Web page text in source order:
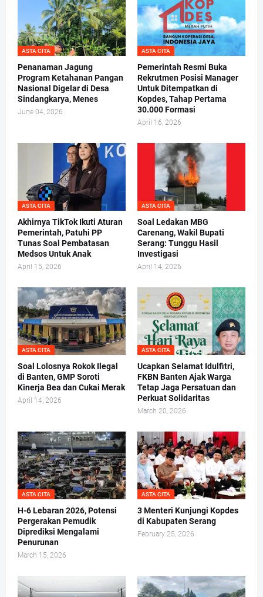
ASTA CITA
Penanaman Jagung
Program Ketahanan Pangan
Nasional Digelar di Desa
Sindangkarya, Menes
June 04, 2026
ASTA CITA
Pemerintah Resmi Buka
Rekrutmen Posisi Manager
Untuk Ditempatkan di
Kopdes, Tahap Pertama
30.000 Formasi
April 16, 2026
ASTA CITA
Akhirnya TikTok Ikuti Aturan
Pemerintah, Patuhi PP
Tunas Soal Pembatasan
Medsos Untuk Anak
April 15, 2026
ASTA CITA
Soal Ledakan MBG
Carenang, Wakil Bupati
Serang: Tunggu Hasil
Investigasi
April 14, 2026
ASTA CITA
Soal Lolosnya Rokok Ilegal
di Banten, GMP Soroti
Kinerja Bea dan Cukai Merak
April 14, 2026
ASTA CITA
Ucapkan Selamat Idulfitri,
FKBN Banten Ajak Warga
Tetap Jaga Persatuan dan
Perkuat Solidaritas
March 20, 2026
ASTA CITA
H-6 Lebaran 2026, Potensi
Pergerakan Pemudik
Diprediksi Mengalami
Penurunan
March 15, 2026
ASTA CITA
3 Menteri Kunjungi Kopdes
di Kabupaten Serang
February 25, 2026